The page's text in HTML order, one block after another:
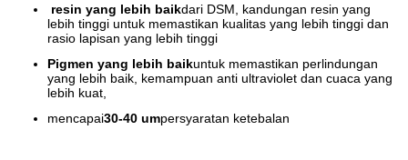
resin yang lebih baikdari DSM, kandungan resin yang
lebih tinggi untuk memastikan kualitas yang lebih tinggi dan
rasio lapisan yang lebih tinggi
Pigmen yang lebih baikuntuk memastikan perlindungan
yang lebih baik, kemampuan anti ultraviolet dan cuaca yang
lebih kuat,
mencapai30-40 umpersyaratan ketebalan